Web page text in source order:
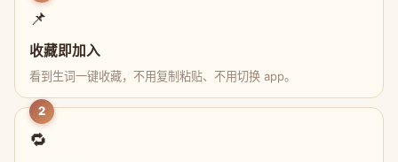
📌
收藏即加入
看到生词一键收藏，不用复制粘贴、不用切换 app。
2
🔁